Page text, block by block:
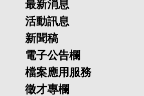
最新消息
活動訊息
新聞稿
電子公告欄
檔案應用服務
徵才專欄